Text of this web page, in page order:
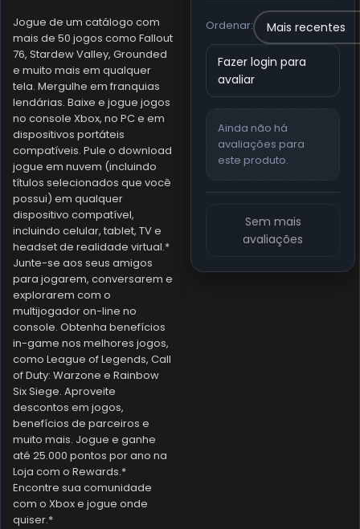
Jogue de um catálogo com
mais de 50 jogos como Fallout
76, Stardew Valley, Grounded
e muito mais em qualquer
tela. Mergulhe em franquias
lendárias. Baixe e jogue jogos
no console Xbox, no PC e em
dispositivos portáteis
compatíveis. Pule o download
jogue em nuvem (incluindo
títulos selecionados que você
possui) em qualquer
dispositivo compatível,
incluindo celular, tablet, TV e
headset de realidade virtual.*
Junte-se aos seus amigos
para jogarem, conversarem e
explorarem com o
multijogador on-line no
console. Obtenha benefícios
in-game nos melhores jogos,
como League of Legends, Call
of Duty: Warzone e Rainbow
Six Siege. Aproveite
descontos em jogos,
benefícios de parceiros e
muito mais. Jogue e ganhe
até 25.000 pontos por ano na
Loja com o Rewards.*
Encontre sua comunidade
com o Xbox e jogue onde
quiser.*
Ordenar:
Fazer login para
avaliar
Ainda não há
avaliações para
este produto.
Sem mais
avaliações